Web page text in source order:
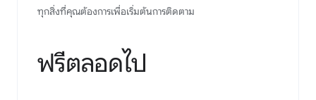
ทุกสิ่งที่คุณต้องการเพื่อเริ่มต้นการติดตาม
ฟรีตลอดไป